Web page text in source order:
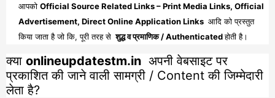
आपको Official Source Related Links – Print Media Links, Official
Advertisement, Direct Online Application Links आदि को प्रस्तुत
किया जाता है जो कि, पूरी तरह से शुद्ध व प्रमाणिक / Authenticatedहोती है।
क्या onlineupdatestm.in अपनी वेबसाइट पर
प्रकाशित की जाने वाली सामग्री / Content की जिम्मेदारी
लेता है?